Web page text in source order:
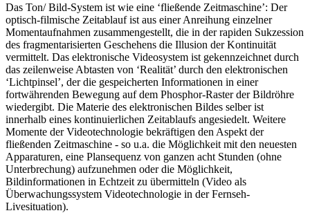
Das Ton/ Bild-System ist wie eine ‘fließende Zeitmaschine’: Der
optisch-filmische Zeitablauf ist aus einer Anreihung einzelner
Momentaufnahmen zusammengestellt, die in der rapiden Sukzession
des fragmentarisierten Geschehens die Illusion der Kontinuität
vermittelt. Das elektronische Videosystem ist gekennzeichnet durch
das zeilenweise Abtasten von ‘Realität’ durch den elektronischen
‘Lichtpinsel’, der die gespeicherten Informationen in einer
fortwährenden Bewegung auf dem Phosphor-Raster der Bildröhre
wiedergibt. Die Materie des elektronischen Bildes selber ist
innerhalb eines kontinuierlichen Zeitablaufs angesiedelt. Weitere
Momente der Videotechnologie bekräftigen den Aspekt der
fließenden Zeitmaschine - so u.a. die Möglichkeit mit den neuesten
Apparaturen, eine Plansequenz von ganzen acht Stunden (ohne
Unterbrechung) aufzunehmen oder die Möglichkeit,
Bildinformationen in Echtzeit zu übermitteln (Video als
Überwachungssystem Videotechnologie in der Fernseh-
Livesituation).